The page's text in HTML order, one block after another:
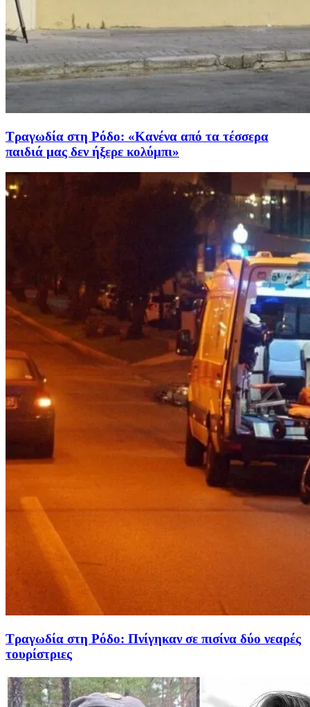
Τραγωδία στη Ρόδο: «Κανένα από τα τέσσερα
παιδιά μας δεν ήξερε κολύμπι»
Τραγωδία στη Ρόδο: Πνίγηκαν σε πισίνα δύο νεαρές
τουρίστριες